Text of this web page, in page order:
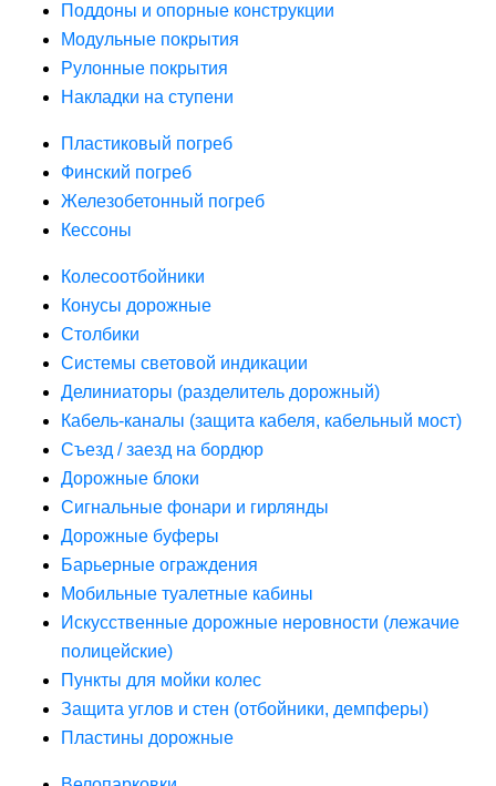
Поддоны и опорные конструкции
Модульные покрытия
Рулонные покрытия
Накладки на ступени
Пластиковый погреб
Финский погреб
Железобетонный погреб
Кессоны
Колесоотбойники
Конусы дорожные
Столбики
Системы световой индикации
Делиниаторы (разделитель дорожный)
Кабель-каналы (защита кабеля, кабельный мост)
Съезд / заезд на бордюр
Дорожные блоки
Сигнальные фонари и гирлянды
Дорожные буферы
Барьерные ограждения
Мобильные туалетные кабины
Искусственные дорожные неровности (лежачие
полицейские)
Пункты для мойки колес
Защита углов и стен (отбойники, демпферы)
Пластины дорожные